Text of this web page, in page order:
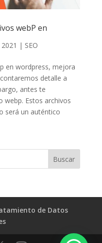
webP en
| SEO
en wordpress, mejora
detalle a
antes te
webp. Estos archivos
será un auténtico
de Datos